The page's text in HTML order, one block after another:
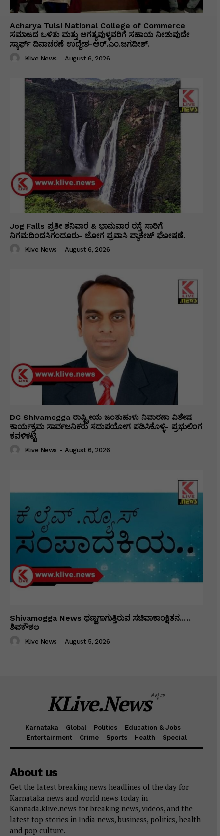
Acharya Tulsi National College of Commerce
ಸಮಾಜದ ಒಳಿತು ಮತ್ತು ಅಗತ್ಯವುಳ್ಳವರಿಗೆ ಸಹಾಯ ನೀಡುವುದೇ
ಸ್ಕಾರ್ಫ್ ದಿನಾಚರಣೆ ಉದ್ದೇಶ-ಆರ್.ಎಂ.ಜಗದೀಶ್.
Klive News - August 6, 2026
Jog Falls ಪ್ರತೀ ಶನಿವಾರ & ಭಾನುವಾರ ರಸ್ತೆ ಸಾರಿಗೆ
ನಿಗಮದಿಂದಸಿಗಂದೂರು- ಜೋಗ ಪ್ರವಾಸಿ ಪ್ಯಾಕೇಜ್ ಘೋಷಣೆ.
Klive News - August 6, 2026
DC Shivamogga ರಾಷ್ಟ್ರೀಯ ಜಂತುಹುಳು ನಿವಾರಣಾ ವಿಶೇಷ
ಕಾರ್ಯಕ್ರಮ ಸಾರ್ವಜನಿಕರು ಸದುಪಯೋಗ ಪಡಿಸಿಕೊಳ್ಳಿ- ಪ್ರಭುಲಿಂಗ
ಕವಳಿಕಟ್ಟಿ
Klive News - August 6, 2026
Shivamogga News ಥಣ್ಣಗಾಗುತ್ತಿರುವ ಸಚಿವಾಕಾಂಕ್ಷಿತನ..…
ಶಿವಕೌಶಲ
Klive News - August 5, 2026
KLive.Newsಕೆಲೈವ್
Karnataka Global Politics
Education & Jobs
Entertainment
Crime Sports Health Special
About us
Get the latest breaking news headlines of the day for
Karnataka news and world news today in
Kannada.klive.news for breaking news, videos, and the
latest top stories in India news, business, politics, health
and pop culture.